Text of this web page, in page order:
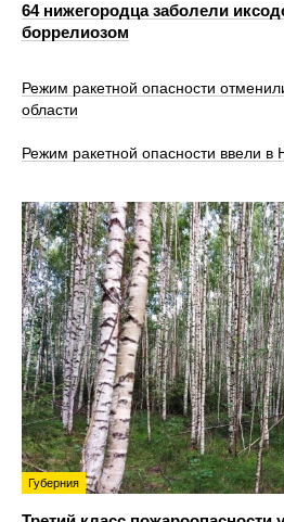
64 нижегородца заболели
боррелиозом
Режим ракетной опасности
области
Режим ракетной опасности ввели в
Губерния